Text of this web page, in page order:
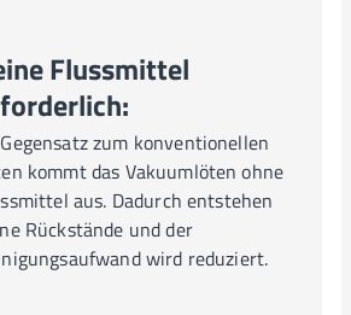
Flussmittel
zum konventionellen
kommt das Vakuumlöten ohne
aus. Dadurch entstehen
Rückstände und der
wird reduziert.